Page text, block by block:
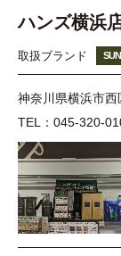
ハンズ横浜
取扱ブランド
神奈川県横浜市
TEL：045-320-